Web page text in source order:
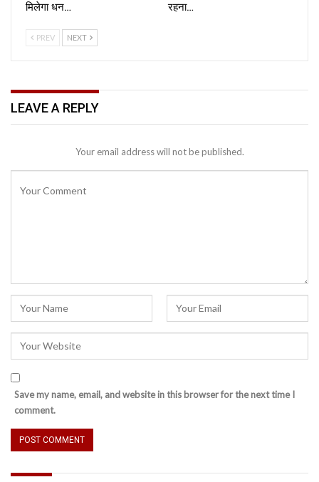
मिलेगा धन…
रहना…
PREV NEXT
LEAVE A REPLY
Your email address will not be published.
Save my name, email, and website in this browser for the next time I
comment.